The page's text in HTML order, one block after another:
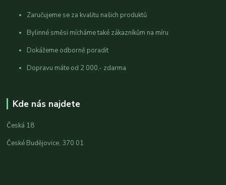
Zaručujeme se za kvalitu našich produktů
Bylinné směsi mícháme také zákazníkům na míru
Dokážeme odborně poradit
Dopravu máte od 2 000,- zdarma
Kde nás najdete
Česká 18
České Budějovice, 370 01